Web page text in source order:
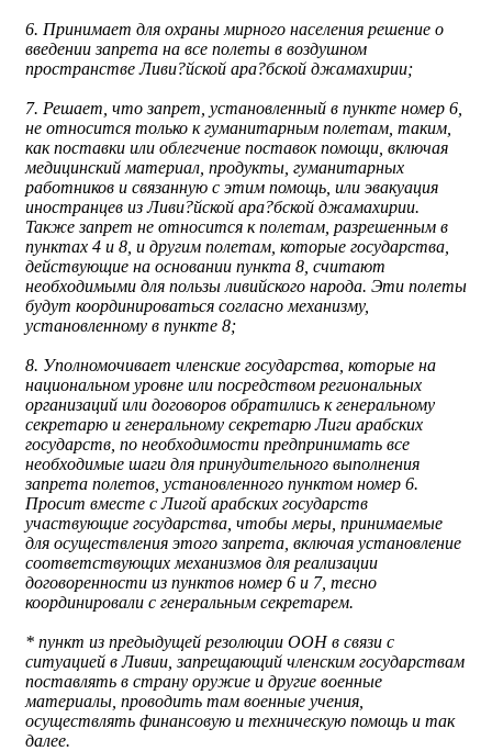
6. Принимает для охраны мирного населения решение о
введении запрета на все полеты в воздушном
пространстве Ливи?йской ара?бской джамахирии;
7. Решает, что запрет, установленный в пункте номер 6,
не относится только к гуманитарным полетам, таким,
как поставки или облегчение поставок помощи, включая
медицинский материал, продукты, гуманитарных
работников и связанную с этим помощь, или эвакуация
иностранцев из Ливи?йской ара?бской джамахирии.
Также запрет не относится к полетам, разрешенным в
пунктах 4 и 8, и другим полетам, которые государства,
действующие на основании пункта 8, считают
необходимыми для пользы ливийского народа. Эти полеты
будут координироваться согласно механизму,
установленному в пункте 8;
8. Уполномочивает членские государства, которые на
национальном уровне или посредством региональных
организаций или договоров обратились к генеральному
секретарю и генеральному секретарю Лиги арабских
государств, по необходимости предпринимать все
необходимые шаги для принудительного выполнения
запрета полетов, установленного пунктом номер 6.
Просит вместе с Лигой арабских государств
участвующие государства, чтобы меры, принимаемые
для осуществления этого запрета, включая установление
соответствующих механизмов для реализации
договоренности из пунктов номер 6 и 7, тесно
координировали с генеральным секретарем.
* пункт из предыдущей резолюции ООН в связи с
ситуацией в Ливии, запрещающий членским государствам
поставлять в страну оружие и другие военные
материалы, проводить там военные учения,
осуществлять финансовую и техническую помощь и так
далее.